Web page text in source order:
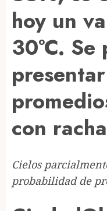
hoy un
30°C.
con
Cielos
probabilidad de